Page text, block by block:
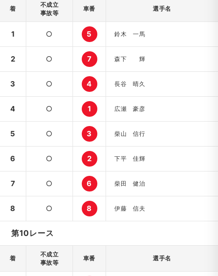
着
不成立
事故等
車番 選手名
1 ○ 5 鈴木 一馬
2 ○ 7 森下 輝
3 ○ 4 長谷 晴久
4 ○ 1 広瀬 豪彦
5 ○ 3 柴山 信行
6 ○ 2 下平 佳輝
7 ○ 6 柴田 健治
8 ○ 8 伊藤 信夫
第10レース
着
不成立
事故等
車番 選手名